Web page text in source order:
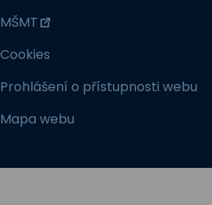
MŠMT
Cookies
Prohlášení o přístupnosti webu
Mapa webu